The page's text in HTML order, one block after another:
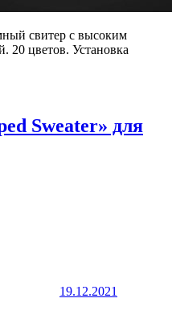
свитер с высоким
20 цветов. Установка
Sweater» для
19.12.2021